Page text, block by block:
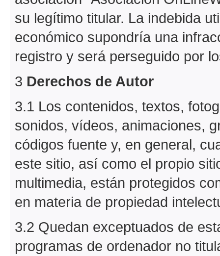
su legítimo titular. La indebida
económico supondría una
registro y será perseguido por
3 Derechos de Autor
3.1 Los contenidos, textos,
sonidos, vídeos, animaciones,
códigos fuente y, en general,
este sitio, así como el propio
multimedia, están protegidos
en materia de propiedad
3.2 Quedan exceptuados de
programas de ordenador no